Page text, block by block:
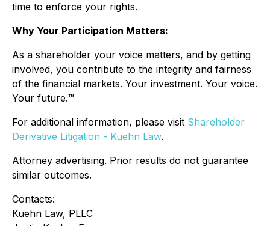
time to enforce your rights.
Why Your Participation Matters:
As a shareholder your voice matters, and by getting
involved, you contribute to the integrity and fairness
of the financial markets. Your investment. Your voice.
Your future.™
For additional information, please visit Shareholder
Derivative Litigation - Kuehn Law.
Attorney advertising. Prior results do not guarantee
similar outcomes.
Contacts:
Kuehn Law, PLLC